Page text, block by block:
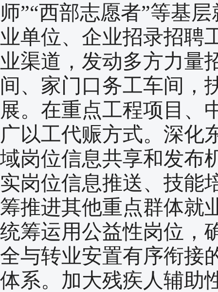
师”“西部志愿者”等基
业单位、企业招录招聘
业渠道，发动多方力量
间、家门口务工车间，
展。在重点工程项目、
广以工代赈方式。深化
域岗位信息共享和发布
实岗位信息推送、技能
筹推进其他重点群体就
统筹运用公益性岗位，
全与转业安置有序衔接
体系。加大残疾人辅助